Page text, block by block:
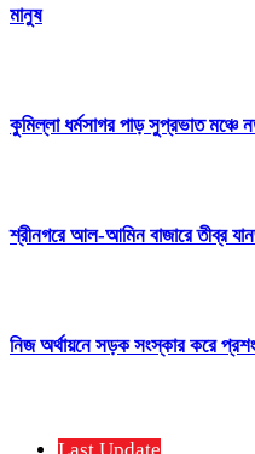
মানুষ
কুমিল্লা ধর্মসাগর পাড় সুপ্রভাত মঞ্চে
শ্রীনগরে আল-আমিন বাজারে তীব্র
নিজ অর্থায়নে সড়ক সংস্কার করে